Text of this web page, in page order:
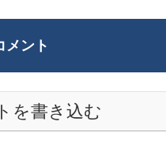
メント
を書き込む